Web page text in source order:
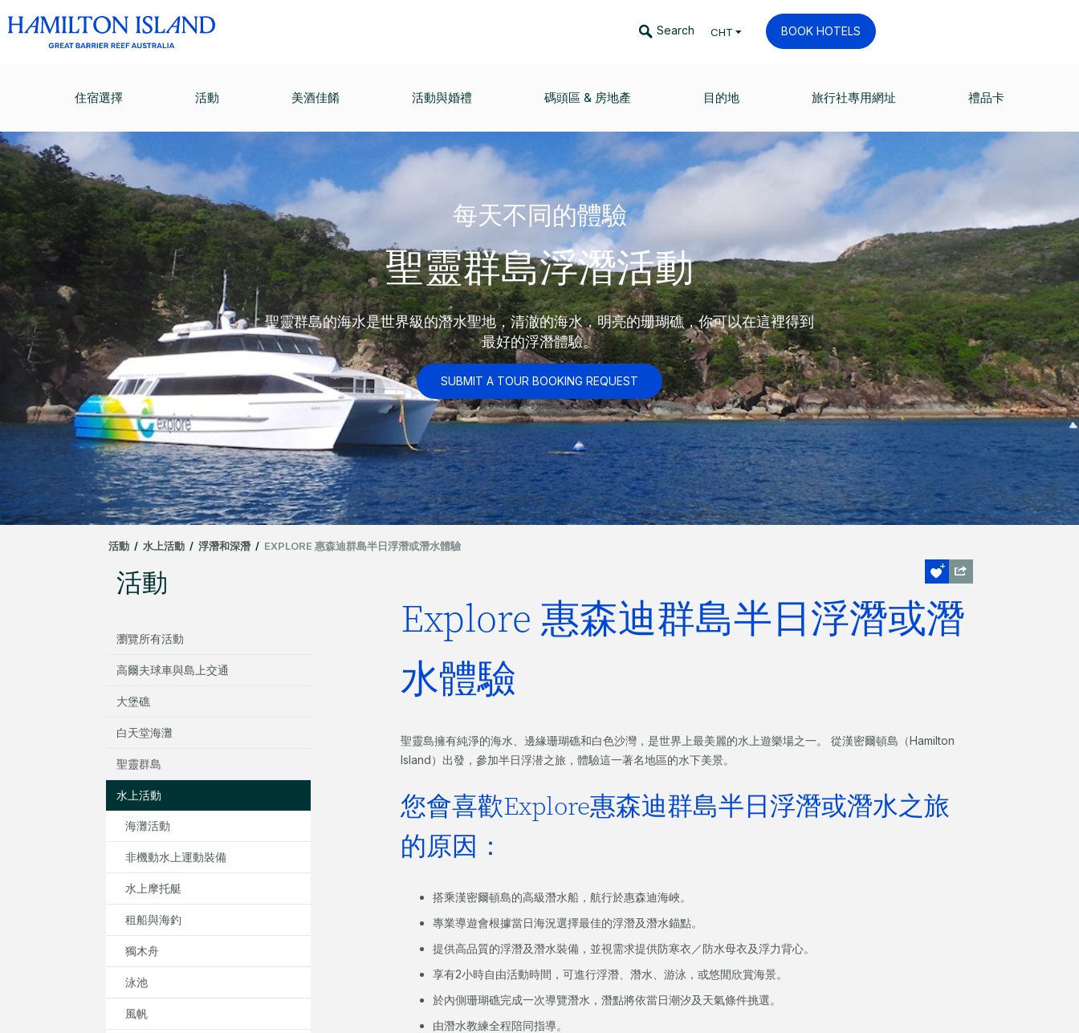
Search CHT BOOK HOTELS
住宿選擇 活動 美酒佳餚 活動與婚禮 碼頭區 & 房地產 目的地 旅行社專用網址 禮品卡
每天不同的體驗
聖靈群島浮潛活動
聖靈群島的海水是世界級的潛水聖地，清澈的海水，明亮的珊瑚礁，你可以在這裡得到
最好的浮潛體驗。
SUBMIT A TOUR BOOKING REQUEST
活動 / 水上活動 / 浮潛和深潛 / EXPLORE 惠森迪群島半日浮潛或潛水體驗
活動
瀏覽所有活動
高爾夫球車與島上交通
大堡礁
白天堂海灘
聖靈群島
水上活動
海灘活動
非機動水上運動裝備
水上摩托艇
租船與海釣
獨木舟
泳池
風帆
Explore 惠森迪群島半日浮潛或潛
水體驗
聖靈島擁有純淨的海水、邊緣珊瑚礁和白色沙灣，是世界上最美麗的水上遊樂場之一。 從漢密爾頓島（Hamilton
Island）出發，參加半日浮潜之旅，體驗這一著名地區的水下美景。
您會喜歡Explore惠森迪群島半日浮潛或潛水之旅
的原因：
搭乘漢密爾頓島的高級潛水船，航行於惠森迪海峽。
專業導遊會根據當日海況選擇最佳的浮潛及潛水錨點。
提供高品質的浮潛及潛水裝備，並視需求提供防寒衣／防水母衣及浮力背心。
享有2小時自由活動時間，可進行浮潛、潛水、游泳，或悠閒欣賞海景。
於內側珊瑚礁完成一次導覽潛水，潛點將依當日潮汐及天氣條件挑選。
由潛水教練全程陪同指導。